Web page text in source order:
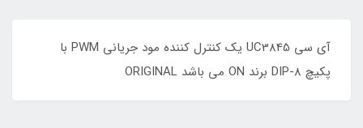
آی سی UC3845 یک کنترل کننده مود جریانی PWM با
پکیچ DIP-8 برند ON می باشد ORIGINAL